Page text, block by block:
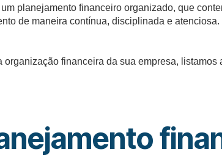
planejamento financeiro organizado, que
de maneira contínua, disciplinada e
organização financeira da sua empresa, listamos